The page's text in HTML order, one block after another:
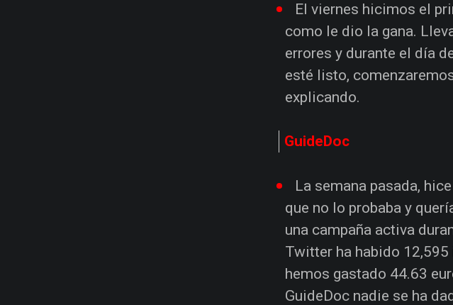
El viernes hicimos el
como le dio la gana.
errores y durante el día
esté listo,
explicando.
GuideDoc
La semana pasada,
que no lo probaba y
una campaña activa
Twitter ha habido
hemos gastado 44.63
GuideDoc nadie se ha